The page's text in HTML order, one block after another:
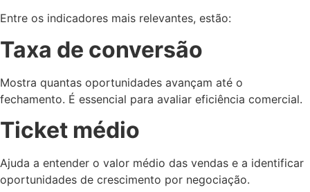
Entre os indicadores mais relevantes, estão:
Taxa de conversão
Mostra quantas oportunidades avançam até o
fechamento. É essencial para avaliar eficiência comercial.
Ticket médio
Ajuda a entender o valor médio das vendas e a identificar
oportunidades de crescimento por negociação.